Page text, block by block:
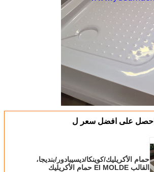
احصل على افضل سعر ل
حمام الأكريليك/كوينكا/ديسيبادور/بنديجا،
القالب El MOLDE حمام الأكريليك